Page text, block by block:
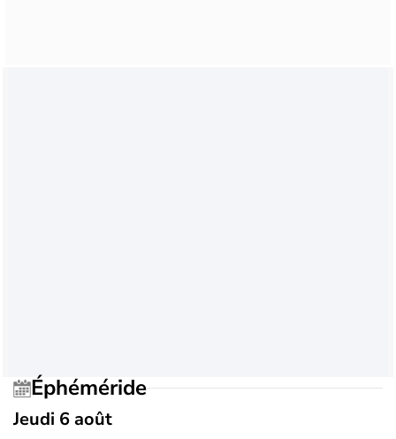
Éphéméride
Jeudi 6 août